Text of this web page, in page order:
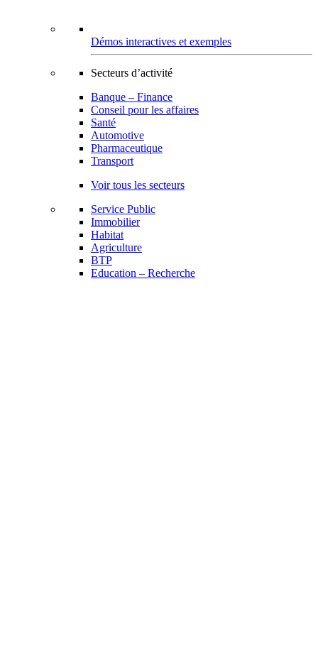
Démos interactives et exemples
Secteurs d’activité
Banque – Finance
Conseil pour les affaires
Santé
Automotive
Pharmaceutique
Transport
Voir tous les secteurs
Service Public
Immobilier
Habitat
Agriculture
BTP
Education – Recherche